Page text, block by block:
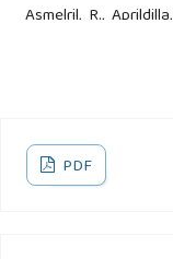
Asmelril, R.,
Lelvelragel,
Ilntelnsilty
Telrdaftar Dil Belil
O 2656-8314, Ilssn-
PDF